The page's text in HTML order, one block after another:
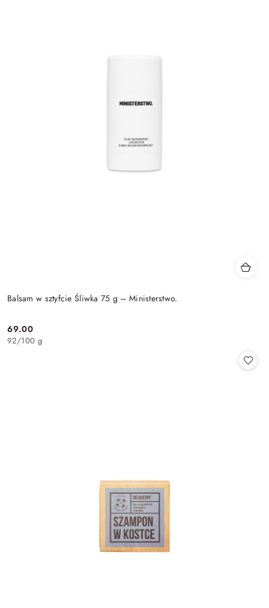
Balsam w sztyfcie Śliwka 75 g – Ministerstwo.
Cena:
69.00
92/100 g